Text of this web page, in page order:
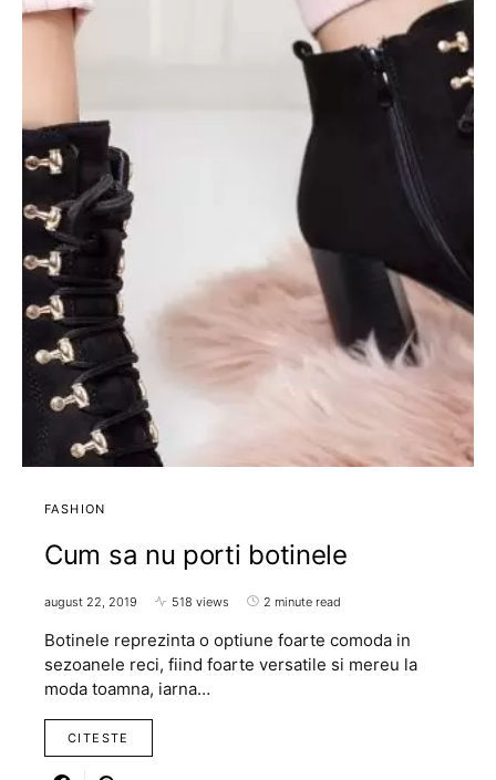
FASHION
Cum sa nu porti botinele
august 22, 2019 518 views 2 minute read
Botinele reprezinta o optiune foarte comoda in
sezoanele reci, fiind foarte versatile si mereu la
moda toamna, iarna…
CITESTE